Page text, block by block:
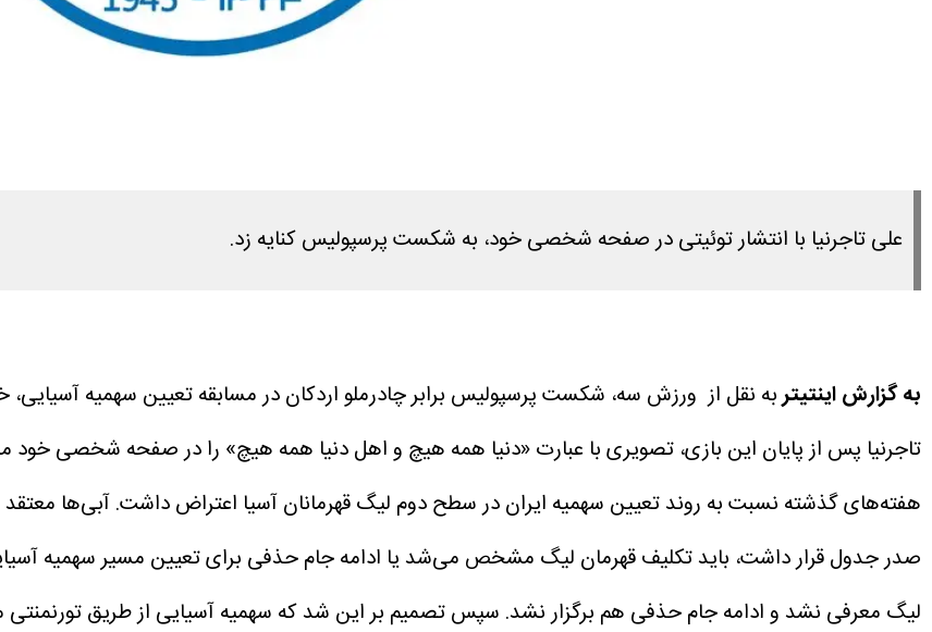
علی تاجرنیا با انتشار توئیتی در صفحه شخصی خود، به شکست پرسپولیس کنایه زد.
به گزارش اینتیتربه نقل از ورزش سه، شکست پرسپولیس برابر چادرملو اردکان در مسابقه تعیین سهمیه آسیایی،
تاجرنیا پس از پایان این بازی، تصویری با عبارت «دنیا همه هیچ و اهل دنیا همه هیچ» را در صفحه شخصی
هفته‌های گذشته نسبت به روند تعیین سهمیه ایران در سطح دوم لیگ قهرمانان آسیا اعتراض داشت. آبی‌ها معتقد
صدر جدول قرار داشت، باید تکلیف قهرمان لیگ مشخص می‌شد یا ادامه جام حذفی برای تعیین مسیر سهمیه
لیگ معرفی نشد و ادامه جام حذفی هم برگزار نشد. سپس تصمیم بر این شد که سهمیه آسیایی از طریق تورنمنتی